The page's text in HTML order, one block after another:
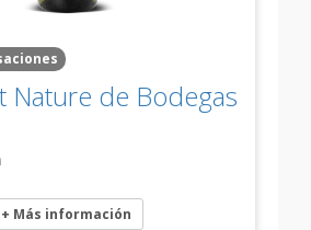
Nature de Bodegas
+ Más información